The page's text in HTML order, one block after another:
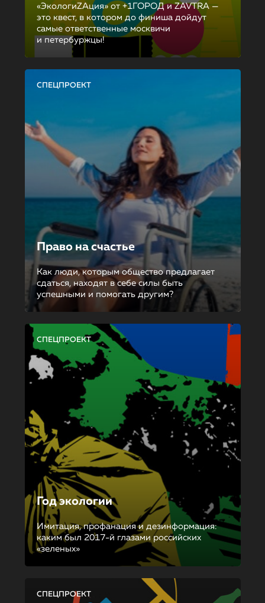
«ЭкологиZAция» от +1ГОРОД и ZAVTRA —
это квест, в котором до финиша дойдут
самые ответственные москвичи
и петербуржцы!
СПЕЦПРОЕКТ
Право на счастье
Как люди, которым общество предлагает
сдаться, находят в себе силы быть
успешными и помогать другим?
СПЕЦПРОЕКТ
Год экологии
Имитация, профанация и дезинформация:
каким был 2017-й глазами российских
«зеленых»
СПЕЦПРОЕКТ